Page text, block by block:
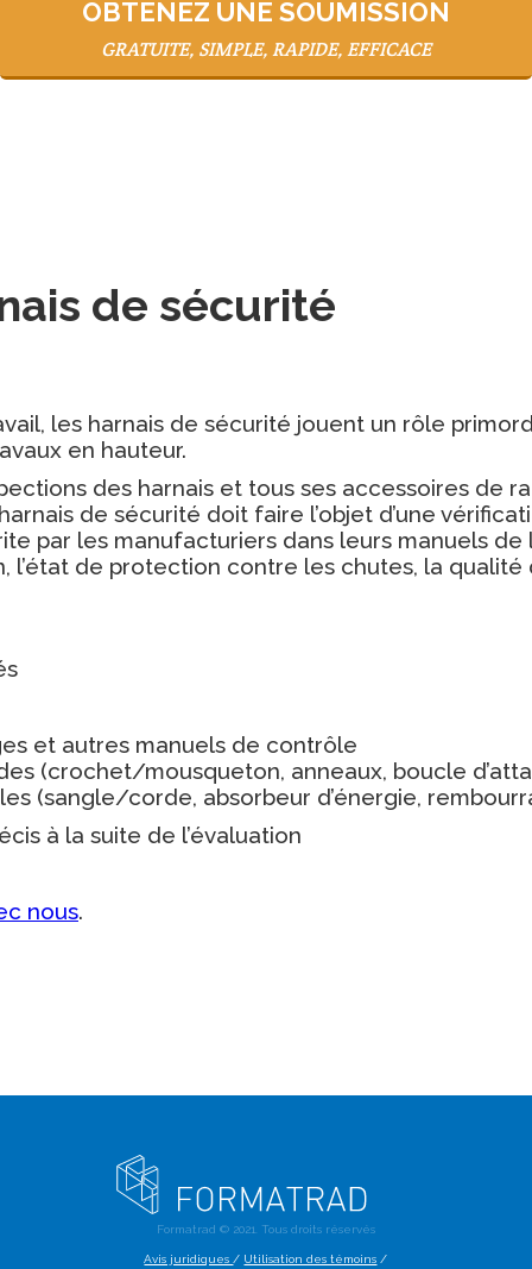
OBTENEZ UNE SOUMISSION
GRATUITE, SIMPLE, RAPIDE, EFFICACE
de sécurité
les harnais de sécurité jouent un rôle
en hauteur.
des harnais et tous ses accessoires de
de sécurité doit faire l’objet d’une
par les manufacturiers dans leurs manuels
l’état de protection contre les chutes, la
et autres manuels de contrôle
(crochet/mousqueton, anneaux, boucle
(sangle/corde, absorbeur d’énergie,
à la suite de l’évaluation
nous.
Formatrad © 2021 . Tous droits réservés
Avis juridiques / Utilisation des témoins /